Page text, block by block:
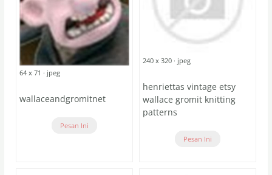
64 x 71 · jpeg
wallaceandgromitnet
Pesan Ini
240 x 320 · jpeg
henriettas vintage etsy
wallace gromit knitting
patterns
Pesan Ini